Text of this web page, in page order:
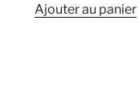
Ajouter au panier